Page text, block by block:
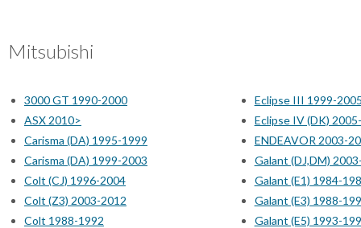
Mitsubishi
3000 GT 1990-2000
ASX 2010>
Carisma (DA) 1995-1999
Carisma (DA) 1999-2003
Colt (CJ) 1996-2004
Colt (Z3) 2003-2012
Colt 1988-1992
Eclipse III 1999-
Eclipse IV (DK)
ENDEAVOR 2003-
Galant (DJ,DM)
Galant (E1) 1984-
Galant (E3) 1988-
Galant (E5) 1993-